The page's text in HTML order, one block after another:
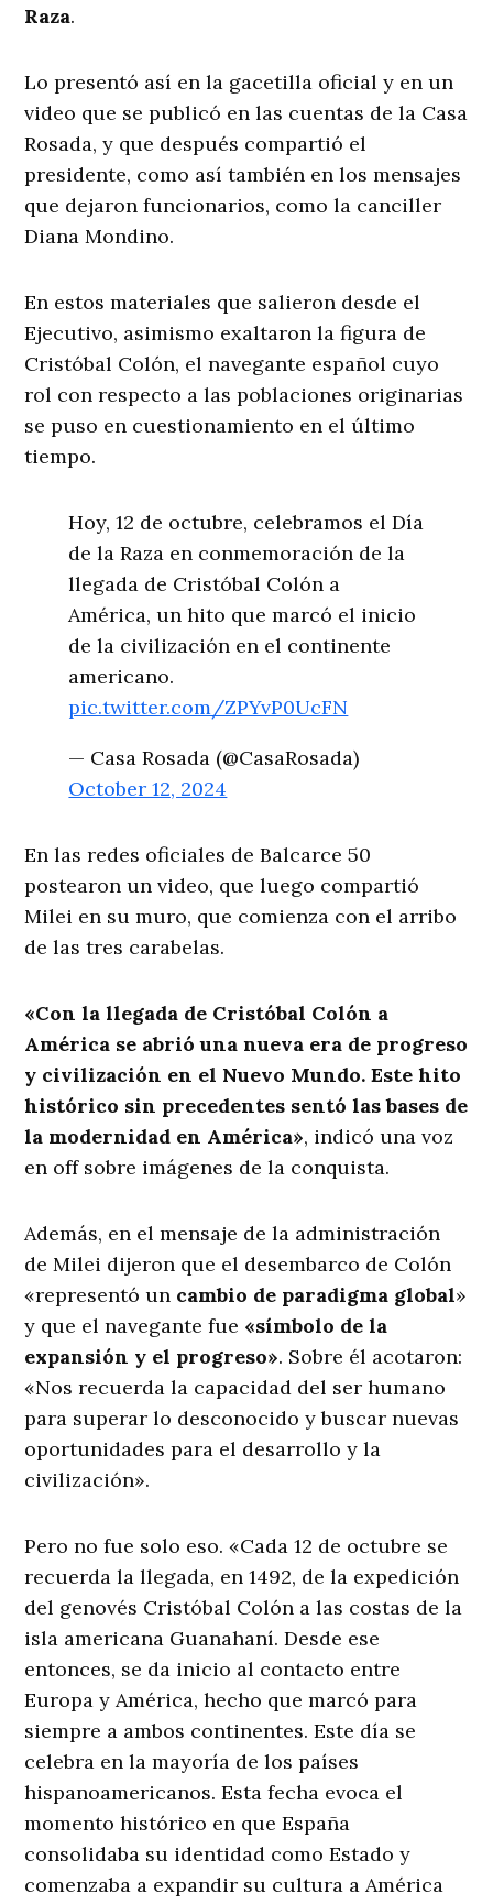
Raza.
Lo presentó así en la gacetilla oficial y en un
video que se publicó en las cuentas de la Casa
Rosada, y que después compartió el
presidente, como así también en los mensajes
que dejaron funcionarios, como la canciller
Diana Mondino.
En estos materiales que salieron desde el
Ejecutivo, asimismo exaltaron la figura de
Cristóbal Colón, el navegante español cuyo
rol con respecto a las poblaciones originarias
se puso en cuestionamiento en el último
tiempo.
Hoy, 12 de octubre, celebramos el Día
de la Raza en conmemoración de la
llegada de Cristóbal Colón a
América, un hito que marcó el inicio
de la civilización en el continente
americano.
pic.twitter.com/ZPYvP0UcFN
— Casa Rosada (@CasaRosada)
October 12, 2024
En las redes oficiales de Balcarce 50
postearon un video, que luego compartió
Milei en su muro, que comienza con el arribo
de las tres carabelas.
«Con la llegada de Cristóbal Colón a
América se abrió una nueva era de progreso
y civilización en el Nuevo Mundo. Este hito
histórico sin precedentes sentó las bases de
la modernidad en América», indicó una voz
en off sobre imágenes de la conquista.
Además, en el mensaje de la administración
de Milei dijeron que el desembarco de Colón
«representó un cambio de paradigma global»
y que el navegante fue «símbolo de la
expansión y el progreso». Sobre él acotaron:
«Nos recuerda la capacidad del ser humano
para superar lo desconocido y buscar nuevas
oportunidades para el desarrollo y la
civilización».
Pero no fue solo eso. «Cada 12 de octubre se
recuerda la llegada, en 1492, de la expedición
del genovés Cristóbal Colón a las costas de la
isla americana Guanahaní. Desde ese
entonces, se da inicio al contacto entre
Europa y América, hecho que marcó para
siempre a ambos continentes. Este día se
celebra en la mayoría de los países
hispanoamericanos. Esta fecha evoca el
momento histórico en que España
consolidaba su identidad como Estado y
comenzaba a expandir su cultura a América